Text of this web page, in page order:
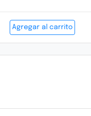
Agregar al carrito